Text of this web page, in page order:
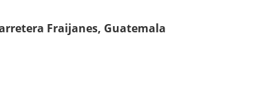
Fraijanes, Guatemala